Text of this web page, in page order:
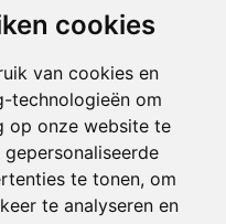
cookies
van cookies en
technologieën om
op onze website te
te tonen, om
te analyseren en
en 13.30 - 17.00
en 13.30 - 17.00
gesloten